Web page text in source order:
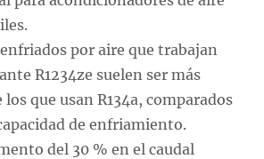
por aire que trabajan
R1234ze suelen ser más
los que usan R134a, comparados
de enfriamiento.
del 30 % en el caudal